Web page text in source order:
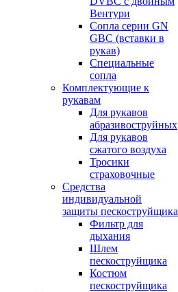
Вентури
Сопла серии GN
GBC (вставки в
рукав)
Специальные
сопла
Комплектующие к
рукавам
Для рукавов
абразивоструйных
Для рукавов
сжатого воздуха
Тросики
страховочные
Средства
индивидуальной
защиты пескоструйщика
Фильтр для
дыхания
Шлем
пескоструйщика
Костюм
пескоструйщика